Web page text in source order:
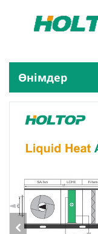
Өнімдер